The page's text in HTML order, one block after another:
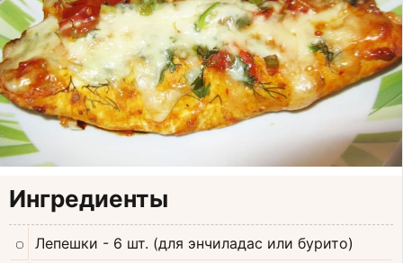
Ингредиенты
Лепешки - 6 шт. (для энчиладас или бурито)